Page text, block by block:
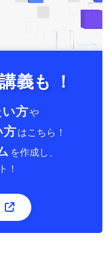
講義も ！
方や
方はこちら！
を作成し、
！